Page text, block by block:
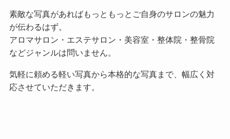
素敵な写真があればもっともっとご自身のサロンの魅力
が伝わるはず。
アロマサロン・エステサロン・美容室・整体院・整骨院
などジャンルは問いません。
気軽に頼める軽い写真から本格的な写真まで、幅広く対
応させていただきます。